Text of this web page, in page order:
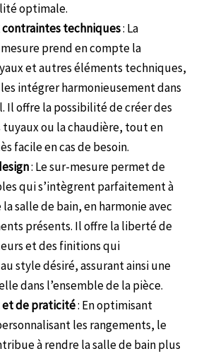
optimale.
techniques: La
prend en compte la
et autres éléments techniques,
intégrer harmonieusement dans
Il offre la possibilité de créer des
tuyaux ou la chaudière, tout en
facile en cas de besoin.
: Le sur-mesure permet de
qui s’intègrent parfaitement à
salle de bain, en harmonie avec
présents. Il offre la liberté de
et des finitions qui
style désiré, assurant ainsi une
dans l’ensemble de la pièce.
et de praticité: En optimisant
les rangements, le
à rendre la salle de bain plus